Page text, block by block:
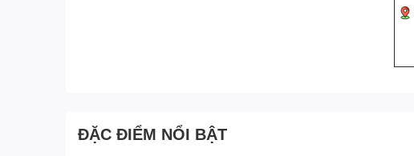
ĐẶC ĐIỂM NỔI BẬT